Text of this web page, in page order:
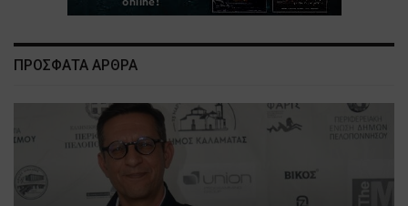
ΠΡΟΣΦΑΤΑ ΑΡΘΡΑ